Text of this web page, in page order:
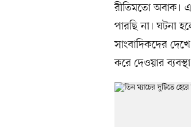
রীতিমতো অবাক।
পারছি না। ঘটনা
সাংবাদিকদের
করে দেওয়ার